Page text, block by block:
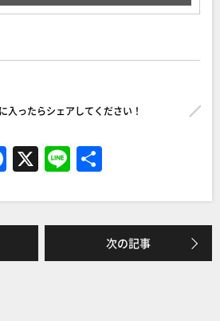
入ったらシェアしてください！
F
a
c
e
b
X Li
n
e
次の記事